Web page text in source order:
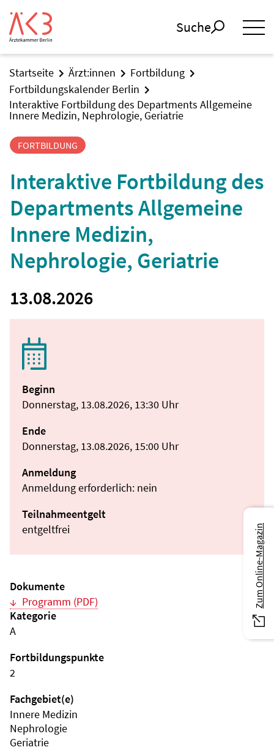
Suche
Startseite Ärzt:innen
Fortbildung
Fortbildungskalender Berlin
Interaktive Fortbildung des Departments Allgemeine
Innere Medizin, Nephrologie, Geriatrie
FORTBILDUNG
Interaktive Fortbildung des
Departments Allgemeine
Innere Medizin,
Nephrologie, Geriatrie
13.08.2026
Beginn
Donnerstag, 13.08.2026, 13:30 Uhr
Ende
Donnerstag, 13.08.2026, 15:00 Uhr
Anmeldung
Anmeldung erforderlich: nein
Teilnahmeentgelt
entgeltfrei
Dokumente
Programm (PDF)
Kategorie
A
Fortbildungspunkte
2
Fachgebiet(e)
Innere Medizin
Nephrologie
Geriatrie
Zum Online-Magazin